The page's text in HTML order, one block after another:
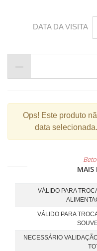
DATA DA VISITA
Ops! Este produto
data
MAIS
VÁLIDO PARA
VÁLIDO PARA
NECESSÁRIO